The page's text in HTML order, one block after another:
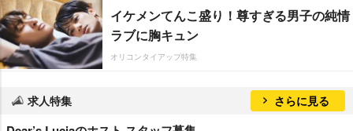
イケメンてんこ盛り！尊すぎる男子の純情
ラブに胸キュン
オリコンタイアップ特集
求人特集 さらに見る